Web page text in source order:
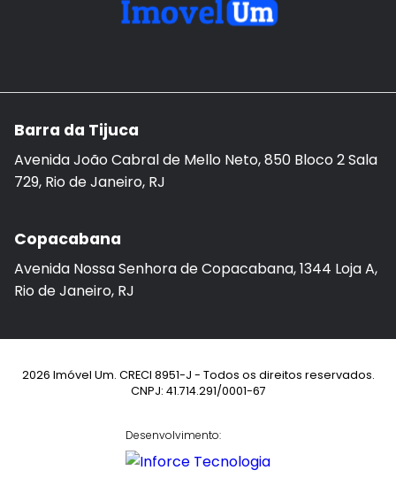
Barra da Tijuca
Avenida João Cabral de Mello Neto, 850 Bloco 2 Sala
729, Rio de Janeiro, RJ
Copacabana
Avenida Nossa Senhora de Copacabana, 1344 Loja A,
Rio de Janeiro, RJ
2026 Imóvel Um. CRECI 8951-J - Todos os direitos reservados.
CNPJ: 41.714.291/0001-67
Desenvolvimento: